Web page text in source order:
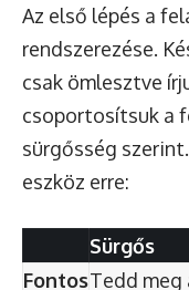
Az első lépés a
rendszerezése.
csak ömlesztve
csoportosítsuk a
sürgősség
eszköz erre:
Sürgős
FontosTedd meg